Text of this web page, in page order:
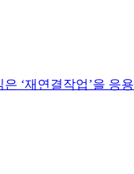
‘재연결작업’을